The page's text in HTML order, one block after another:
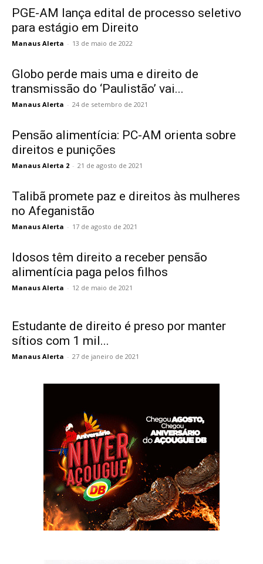
PGE-AM lança edital de processo seletivo
para estágio em Direito
Manaus Alerta - 13 de maio de 2022
Globo perde mais uma e direito de
transmissão do ‘Paulistão’ vai...
Manaus Alerta - 24 de setembro de 2021
Pensão alimentícia: PC-AM orienta sobre
direitos e punições
Manaus Alerta 2 - 21 de agosto de 2021
Talibã promete paz e direitos às mulheres
no Afeganistão
Manaus Alerta - 17 de agosto de 2021
Idosos têm direito a receber pensão
alimentícia paga pelos filhos
Manaus Alerta - 12 de maio de 2021
Estudante de direito é preso por manter
sítios com 1 mil...
Manaus Alerta - 27 de janeiro de 2021